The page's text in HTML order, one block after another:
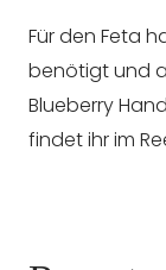
Für den Feta
benötigt und
Blueberry
findet ihr im